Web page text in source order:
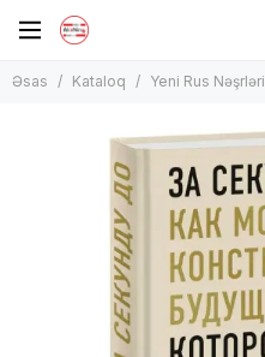
Əsas Kataloq Yeni Rus Nəşrləri